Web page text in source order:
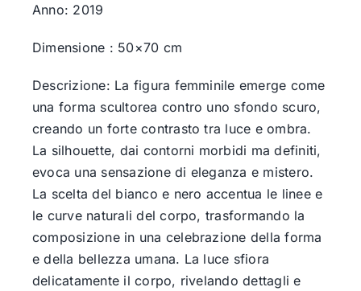
Anno: 2019
Dimensione : 50×70 cm
Descrizione: La figura femminile emerge come
una forma scultorea contro uno sfondo scuro,
creando un forte contrasto tra luce e ombra.
La silhouette, dai contorni morbidi ma definiti,
evoca una sensazione di eleganza e mistero.
La scelta del bianco e nero accentua le linee e
le curve naturali del corpo, trasformando la
composizione in una celebrazione della forma
e della bellezza umana. La luce sfiora
delicatamente il corpo, rivelando dettagli e